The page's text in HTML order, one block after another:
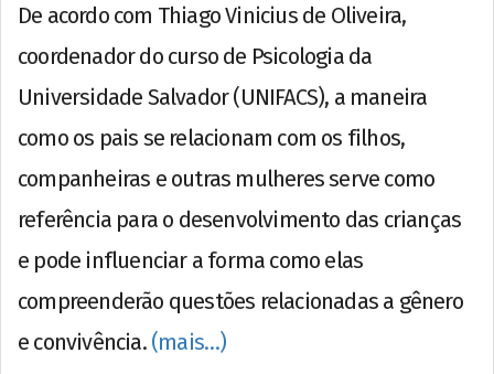
De acordo com Thiago Vinicius de Oliveira,
coordenador do curso de Psicologia da
Universidade Salvador (UNIFACS), a maneira
como os pais se relacionam com os filhos,
companheiras e outras mulheres serve como
referência para o desenvolvimento das crianças
e pode influenciar a forma como elas
compreenderão questões relacionadas a gênero
e convivência. (mais…)